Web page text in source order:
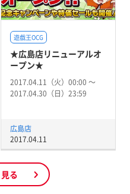
遊戯王OCG
★広島店リニューアルオ
ープン★
2017.04.11（火）00:00 〜
2017.04.30（日）23:59
広島店
2017.04.11
る